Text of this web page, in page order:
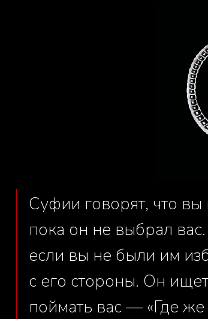
Суфии говорят, что
пока он не выбрал
если вы не были им
с его стороны. Он
поймать вас — «Где же